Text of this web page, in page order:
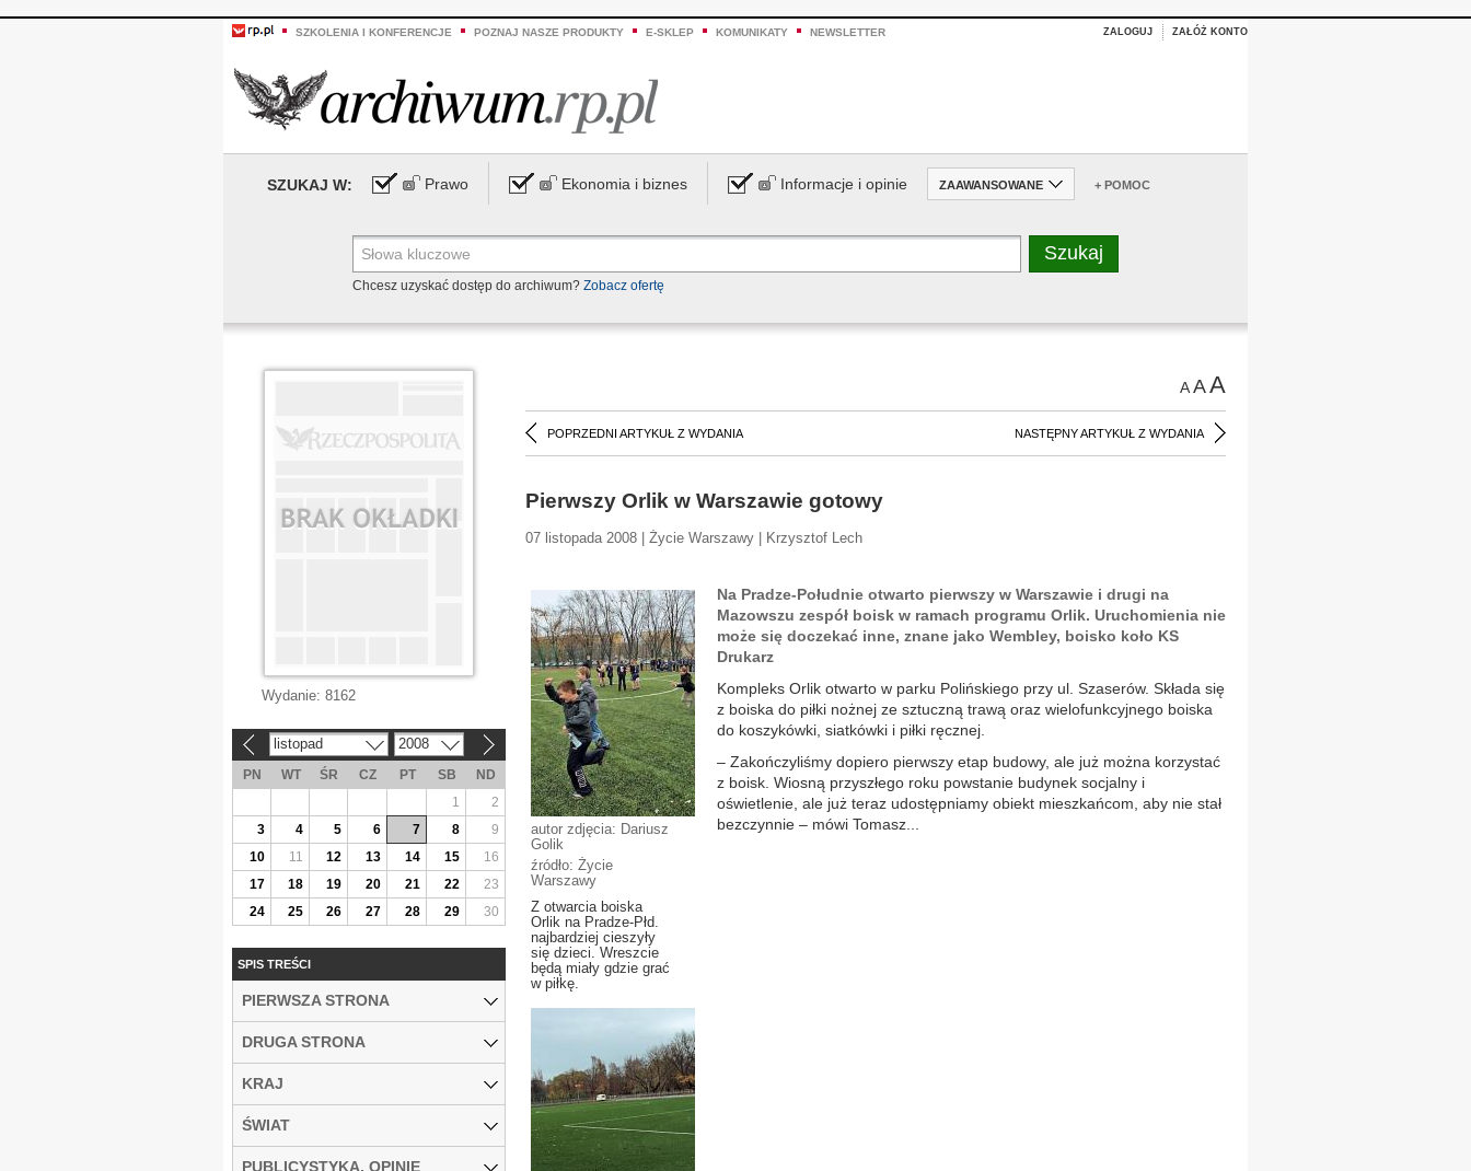
SZKOLENIA I KONFERENCJE POZNAJ NASZE PRODUKTY E-SKLEP KOMUNIKATY NEWSLETTER ZALOGUJ ZAŁÓŻ KONTO
SZUKAJ W: Prawo Ekonomia i biznes Informacje i opinie ZAAWANSOWANE + POMOC
Chcesz uzyskać dostęp do archiwum? Zobacz ofertę
AAA
POPRZEDNI ARTYKUŁ Z WYDANIA NASTĘPNY ARTYKUŁ Z WYDANIA
Pierwszy Orlik w Warszawie gotowy
07 listopada 2008 | Życie Warszawy | Krzysztof Lech
autor zdjęcia: Dariusz
Golik
źródło: Życie
Warszawy
Z otwarcia boiska
Orlik na Pradze-Płd.
najbardziej cieszyły
się dzieci. Wreszcie
będą miały gdzie grać
w piłkę.
Na Pradze-Południe otwarto pierwszy w Warszawie i drugi na
Mazowszu zespół boisk w ramach programu Orlik. Uruchomienia nie
może się doczekać inne, znane jako Wembley, boisko koło KS
Drukarz
Kompleks Orlik otwarto w parku Polińskiego przy ul. Szaserów. Składa się
z boiska do piłki nożnej ze sztuczną trawą oraz wielofunkcyjnego boiska
do koszykówki, siatkówki i piłki ręcznej.
– Zakończyliśmy dopiero pierwszy etap budowy, ale już można korzystać
z boisk. Wiosną przyszłego roku powstanie budynek socjalny i
oświetlenie, ale już teraz udostępniamy obiekt mieszkańcom, aby nie stał
bezczynnie – mówi Tomasz...
Wydanie: 8162
listopad 2008
PN WT ŚR CZ PT SB
ND
1
2
3
4 5 6 7 8
9
10
11 12 13 14 15
16
17
18 19 20 21 22
23
24
25 26 27 28 29 30
SPIS TREŚCI
PIERWSZA STRONA
DRUGA STRONA
KRAJ
ŚWIAT
PUBLICYSTYKA, OPINIE